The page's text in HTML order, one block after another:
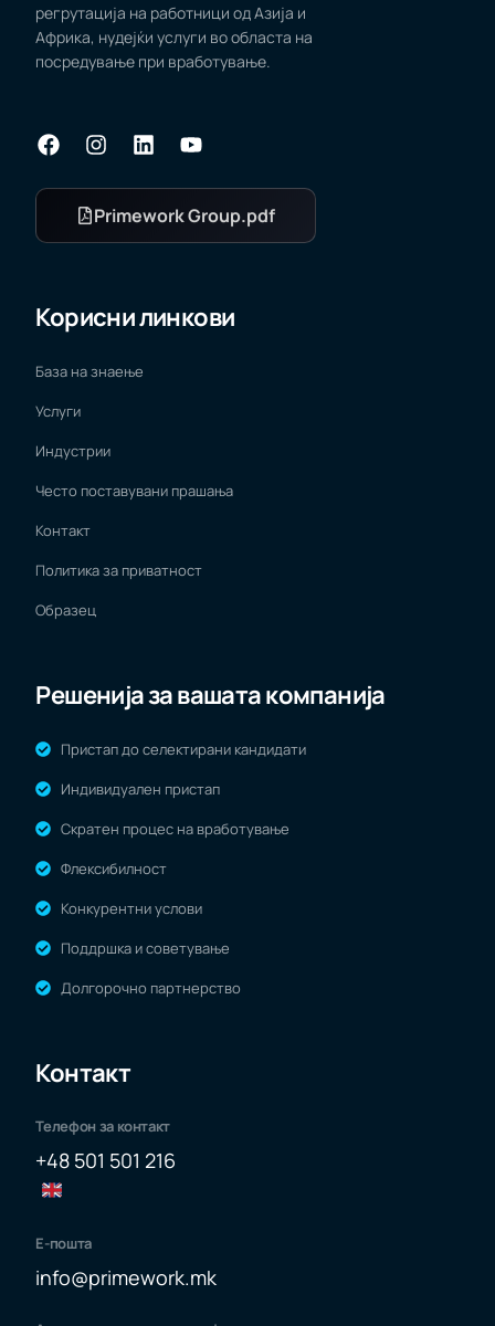
регрутација на работници од Азија и
Африка, нудејќи услуги во областа на
посредување при вработување.
Primework Group.pdf
Корисни линкови
База на знаење
Услуги
Индустрии
Често поставувани прашања
Контакт
Политика за приватност
Образец
Решенија за вашата компанија
Пристап до селектирани кандидати
Индивидуален пристап
Скратен процес на вработување
Флексибилност
Конкурентни услови
Поддршка и советување
Долгорочно партнерство
Контакт
Телефон за контакт
+48 501 501 216
Е-пошта
info@primework.mk